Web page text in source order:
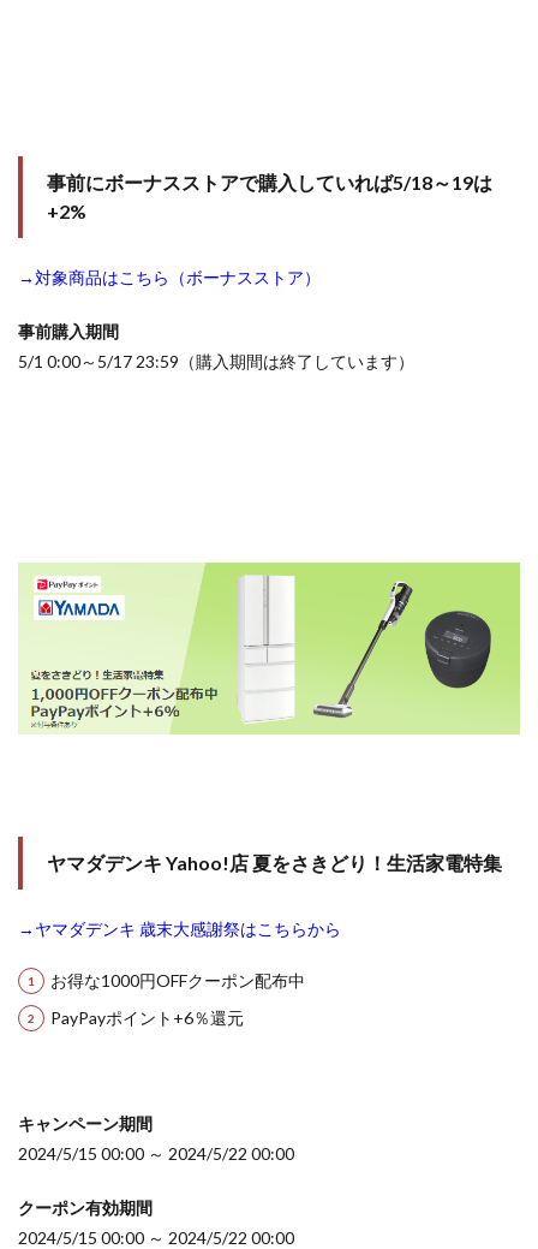
事前にボーナスストアで購入していれば5/18～19は
+2%
→対象商品はこちら（ボーナスストア）
事前購入期間
5/1 0:00～5/17 23:59（購入期間は終了しています）
ヤマダデンキ Yahoo!店 夏をさきどり！生活家電特集
→ヤマダデンキ 歳末大感謝祭はこちらから
お得な1000円OFFクーポン配布中
PayPayポイント+6％還元
キャンペーン期間
2024/5/15 00:00 ～ 2024/5/22 00:00
クーポン有効期間
2024/5/15 00:00 ～ 2024/5/22 00:00